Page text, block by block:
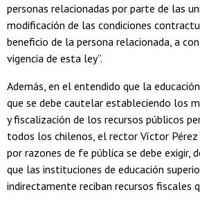
personas relacionadas por parte de las
modificación de las condiciones
beneficio de la persona relacionada, a
vigencia de esta ley”.
Además, en el entendido que la
que se debe cautelar estableciendo los
y fiscalización de los recursos públicos
todos los chilenos, el rector Víctor Pérez
por razones de fe pública se debe exigir,
que las instituciones de educación
indirectamente reciban recursos fiscales